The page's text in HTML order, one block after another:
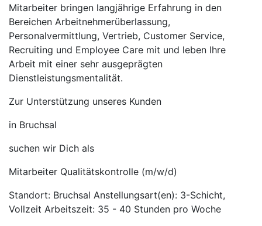
Mitarbeiter bringen langjährige Erfahrung in den
Bereichen Arbeitnehmerüberlassung,
Personalvermittlung, Vertrieb, Customer Service,
Recruiting und Employee Care mit und leben Ihre
Arbeit mit einer sehr ausgeprägten
Dienstleistungsmentalität.
Zur Unterstützung unseres Kunden
in Bruchsal
suchen wir Dich als
Mitarbeiter Qualitätskontrolle (m/w/d)
Standort: Bruchsal Anstellungsart(en): 3-Schicht,
Vollzeit Arbeitszeit: 35 - 40 Stunden pro Woche